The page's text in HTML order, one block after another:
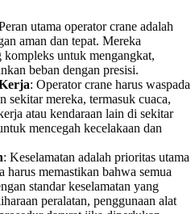
utama operator crane adalah
aman dan tepat. Mereka
untuk mengangkat,
beban dengan presisi.
: Operator crane harus waspada
sekitar mereka, termasuk cuaca,
atau kendaraan lain di sekitar
mencegah kecelakaan dan
: Keselamatan adalah prioritas utama
harus memastikan bahwa semua
standar keselamatan yang
peralatan, penggunaan alat